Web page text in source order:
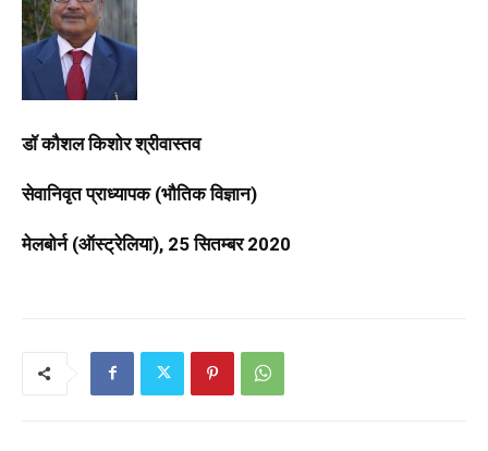
डॉ कौशल किशोर श्रीवास्तव
सेवानिवृत प्राध्यापक(भौतिक विज्ञान)
मेलबोर्न(ऑस्ट्रेलिया), 25सितम्बर2020